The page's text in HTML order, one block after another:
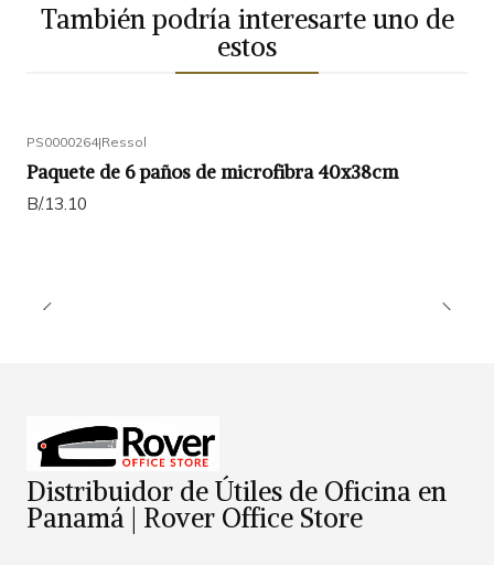
También podría interesarte uno de
estos
PS0000264|Ressol
Paquete de 6 paños de microfibra 40x38cm
B/.13.10
Distribuidor de Útiles de Oficina en
Panamá | Rover Office Store